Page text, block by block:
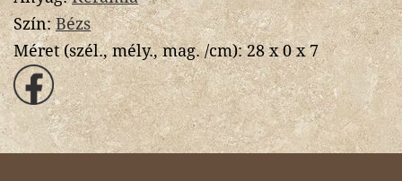
Szín:Bézs
Méret (szél., mély., mag. /cm):28 x 0 x 7